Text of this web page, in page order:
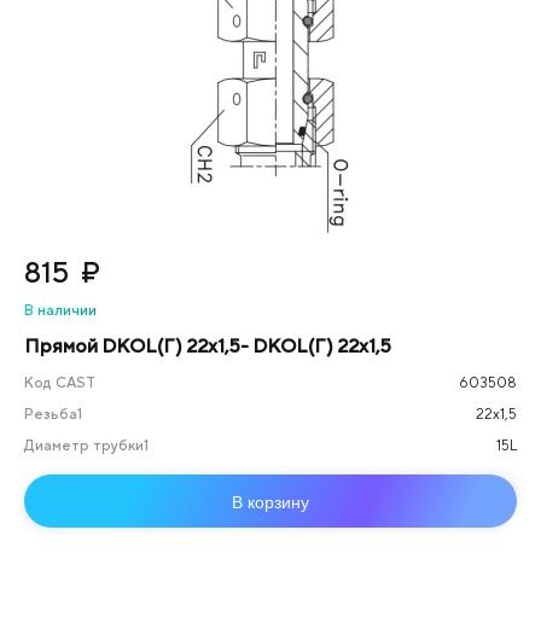
815 ₽
В наличии
Прямой DKOL(Г) 22х1,5- DKOL(Г) 22х1,5
Код CAST
603508
Резьба1
22х1,5
Диаметр трубки1
15L
В корзину